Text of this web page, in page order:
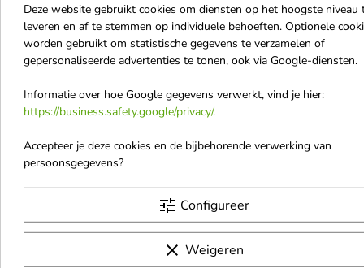
Eveline 4D Slim
Extreme Scalpel Turbo
Cellulite Reducer 250
Een turbo cellulitisverminderaar
die de huid vanaf het eerste
gebruik verstevigt, vormt en glad
maakt
€ 6,87 € 7,80
Tołpa Dermo Body Slim
Afslankend
Het concentraat verbrandt
10% afnemen.
favorite_border
Deze website gebruikt cookies om diensten op het hoogste niveau
leveren en af te stemmen op individuele behoeften. Optionele
worden gebruikt om statistische gegevens te verzamelen of
gepersonaliseerde advertenties te tonen, ook via Google-diensten.
Informatie over hoe Google gegevens verwerkt, vind je hier:
https://business.safety.google/privacy/.
Accepteer je deze cookies en de bijbehorende verwerking van
persoonsgegevens?
tune Configureer
clear Weigeren